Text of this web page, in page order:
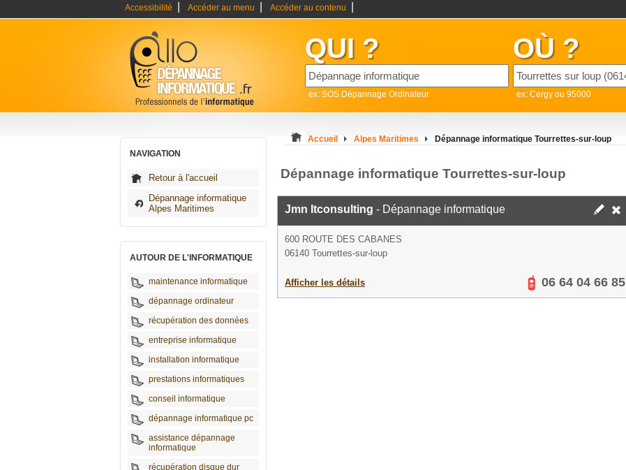
Accessibilité Accéder au menu Accéder au contenu
QUI ?
ex: SOS Dépannage Ordinateur
OÙ ?
ex: Cergy ou 95000
NAVIGATION
Retour à l'accueil
Dépannage informatique
Alpes Maritimes
AUTOUR DE L'INFORMATIQUE
maintenance informatique
dépannage ordinateur
récupération des données
entreprise informatique
installation informatique
prestations informatiques
conseil informatique
dépannage informatique pc
assistance dépannage
informatique
récupération disque dur
Accueil Alpes Maritimes Dépannage informatique Tourrettes-sur-loup
Dépannage informatique Tourrettes-sur-loup
Jmn Itconsulting - Dépannage informatique
600 ROUTE DES CABANES
06140 Tourrettes-sur-loup
Afficher les détails 06 64 04 66 85